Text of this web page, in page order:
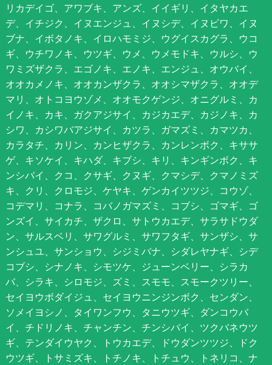
リカデイゴ、アワブキ、アンズ、イイギリ、イタヤカエ
デ、イチジク、イヌエンジュ、イヌシデ、イヌビワ、イヌ
ブナ、イボタノキ、イロハモミジ、ウグイスカグラ、ウコ
ギ、ウチワノキ、ウツギ、ウメ、ウメモドキ、ウルシ、ウ
ワミズザクラ、エゴノキ、エノキ、エンジュ、オウバイ、
オオカメノキ、オオカンザクラ、オオシマザクラ、オオデ
マリ、オトコヨウゾメ、オオモクゲンジ、オニグルミ、カ
イノキ、カキ、ガクアジサイ、カジカエデ、カジノキ、カ
シワ、カシワバアジサイ、カツラ、ガマズミ、カマツカ、
カラタチ、カリン、カンヒザクラ、カンレンボク、キササ
ゲ、キソケイ、キハダ、キブシ、キリ、キンギンボク、キ
ンシバイ、クコ、クサギ、クヌギ、クマシデ、クマノミズ
キ、クリ、クロモジ、ケヤキ、ゲンカイツツジ、コウゾ、
コデマリ、コナラ、コバノガマズミ、コブシ、ゴマギ、ゴ
ンズイ、サイカチ、ザクロ、サトウカエデ、サラサドウダ
ン、サルスベリ、サワグルミ、サワフタギ、サンザシ、サ
ンシュユ、サンショウ、シジミバナ、シダレヤナギ、シデ
コブシ、シナノキ、シモツケ、ジューンベリー、シラカ
バ、シラキ、シロモジ、ズミ、スモモ、スモークツリー、
セイヨウボダイジュ、セイヨウニンジンボク、センダン、
ソメイヨシノ、タイワンフウ、タニウツギ、ダンコウバ
イ、チドリノキ、チャンチン、チンシバイ、ツクバネウツ
ギ、テンダイウヤク、トウカエデ、ドウダンツツジ、ドク
ウツギ、トサミズキ、トチノキ、トチュウ、トネリコ、ナ